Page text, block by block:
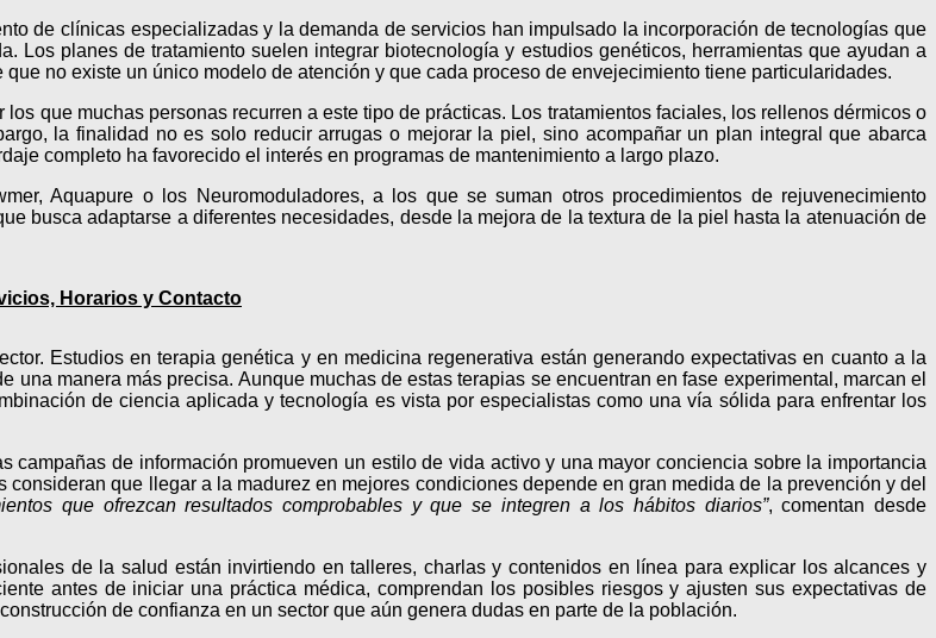
de clínicas especializadas y la demanda de servicios han impulsado la incorporación de tecnologías que
Los planes de tratamiento suelen integrar biotecnología y estudios genéticos, herramientas que ayudan a
no existe un único modelo de atención y que cada proceso de envejecimiento tiene particularidades.
que muchas personas recurren a este tipo de prácticas. Los tratamientos faciales, los rellenos dérmicos o
la finalidad no es solo reducir arrugas o mejorar la piel, sino acompañar un plan integral que abarca
completo ha favorecido el interés en programas de mantenimiento a largo plazo.
Aquapure o los Neuromoduladores, a los que se suman otros procedimientos de rejuvenecimiento
busca adaptarse a diferentes necesidades, desde la mejora de la textura de la piel hasta la atenuación de
Horarios y Contacto
Estudios en terapia genética y en medicina regenerativa están generando expectativas en cuanto a la
manera más precisa. Aunque muchas de estas terapias se encuentran en fase experimental, marcan el
de ciencia aplicada y tecnología es vista por especialistas como una vía sólida para enfrentar los
de información promueven un estilo de vida activo y una mayor conciencia sobre la importancia
que llegar a la madurez en mejores condiciones depende en gran medida de la prevención y del
que ofrezcan resultados comprobables y que se integren a los hábitos diarios”, comentan desde
de la salud están invirtiendo en talleres, charlas y contenidos en línea para explicar los alcances y
antes de iniciar una práctica médica, comprendan los posibles riesgos y ajusten sus expectativas de
de confianza en un sector que aún genera dudas en parte de la población.